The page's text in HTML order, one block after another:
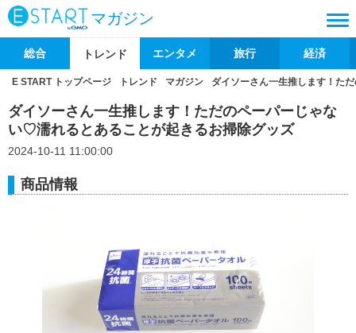
マガジン
総合 トレンド エンタメ 旅行 経済
E START トップページ トレンド マガジン ダイソーさん一生推します！た
ダイソーさん一生推します！ただのペーパーじゃな
い♡濡れるとあることが起きるお掃除グッズ
2024-10-11 11:00:00
商品情報